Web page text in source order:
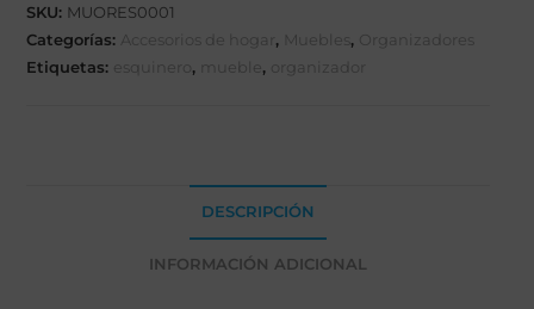
SKU: MUORES0001
Categorías: Accesorios de hogar , Muebles ,
Organizadores
Etiquetas: esquinero , mueble , organizador
DESCRIPCIÓN
INFORMACIÓN ADICIONAL